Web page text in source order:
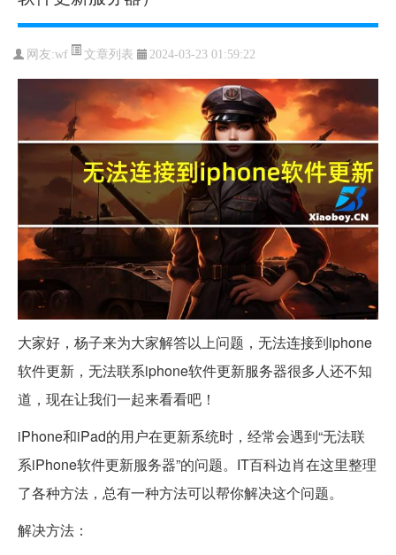
网友:wf 文章列表 2024-03-23 01:59:22
大家好，杨子来为大家解答以上问题，无法连接到iphone
软件更新，无法联系iphone软件更新服务器很多人还不知
道，现在让我们一起来看看吧！
iPhone和iPad的用户在更新系统时，经常会遇到“无法联
系iPhone软件更新服务器”的问题。IT百科边肖在这里整理
了各种方法，总有一种方法可以帮你解决这个问题。
解决方法：